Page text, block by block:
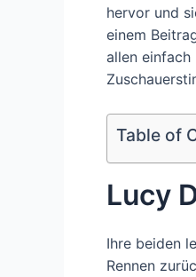
hervor und
einem
allen einfach
Table of
Lucy
Ihre beiden
Rennen